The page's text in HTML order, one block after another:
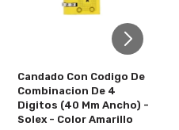
Candado Con Codigo De
Combinacion De 4
Digitos (40 Mm Ancho) -
Solex - Color Amarillo